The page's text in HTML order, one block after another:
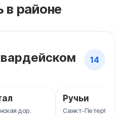
районе
14
дор.
Санкт-
Ручьи
Санкт-Петербург